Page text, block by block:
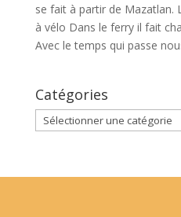
se fait à partir de Mazatlan.
à vélo Dans le ferry il fait
Avec le temps qui passe
Catégories
Catégories